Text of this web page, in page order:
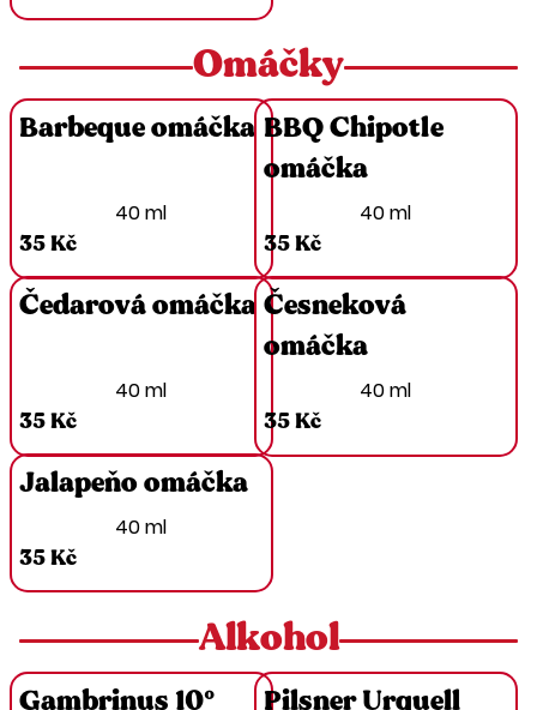
Omáčky
Barbeque omáčka
40 ml
35 Kč
BBQ Chipotle
omáčka
40 ml
35 Kč
Čedarová omáčka
40 ml
35 Kč
Česneková
omáčka
40 ml
35 Kč
Jalapeňo omáčka
40 ml
35 Kč
Alkohol
Gambrinus 10° Pilsner Urquell